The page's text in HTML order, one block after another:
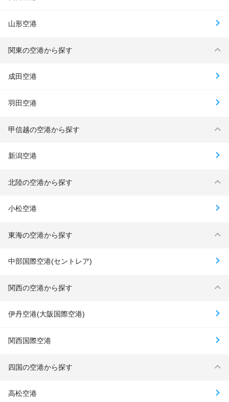
山形空港
関東の空港から探す
成田空港
羽田空港
甲信越の空港から探す
新潟空港
北陸の空港から探す
小松空港
東海の空港から探す
中部国際空港(セントレア)
関西の空港から探す
伊丹空港(大阪国際空港)
関西国際空港
四国の空港から探す
高松空港